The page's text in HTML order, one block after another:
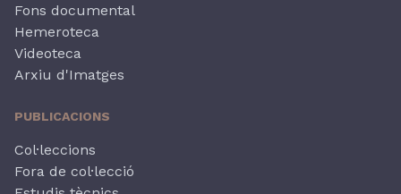
Fons documental
Hemeroteca
Videoteca
Arxiu d'Imatges
PUBLICACIONS
Col·leccions
Fora de col·lecció